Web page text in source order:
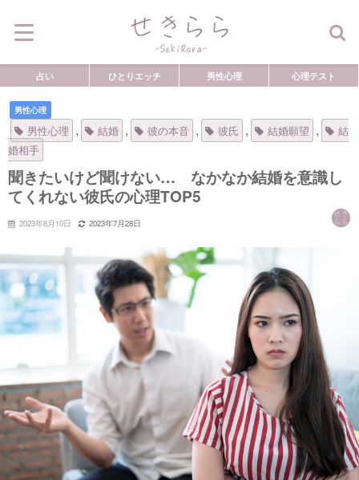
占い ひとりエッチ 男性心理 心理テスト
男性心理
男性心理 , 結婚 , 彼の本音 , 彼氏 , 結婚願望 ,
結
婚相手
聞きたいけど聞けない… なかなか結婚を意識し
てくれない彼氏の心理TOP5
2023年8月10日 2023年7月28日